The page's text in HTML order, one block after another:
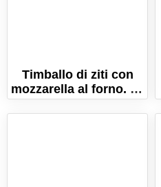
Timballo di ziti con
mozzarella al forno. La
ricetta facile e veloce!